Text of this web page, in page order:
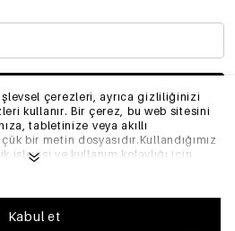
çerezleri, ayrıca gizliliğinizi
kullanır. Bir çerez, bu web sitesini
tabletinize veya akıllı
bir metin dosyasıdır.Kullandığımız
işleyişi ve kullanım kolaylığı için
iyi bir tarama ve alışveriş
için çerezlerin toplanmasını ve
Kabul et
OLMAK